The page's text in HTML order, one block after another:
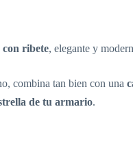
ribete, elegante y
combina tan bien con una
de tu armario.